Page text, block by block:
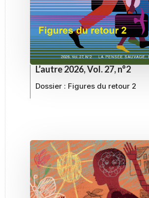
L’autre 2026, Vol. 27, n°2
Dossier : Figures du retour 2